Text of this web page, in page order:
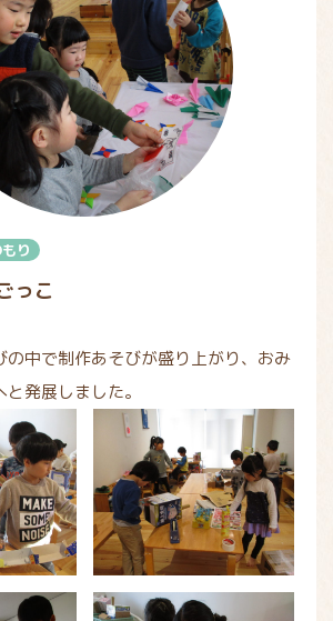
り
っこ
の中で制作あそびが盛り上がり、おみ
発展しました。